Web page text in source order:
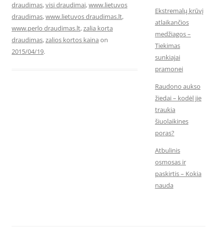
draudimas,visi draudimai,www.lietuvos
draudimas,www.lietuvos draudimas.lt,
www.perlo draudimas.lt,zalia korta
draudimas,zalios kortos kaina on
2015/04/19.
Ekstremalų krūvį
atlaikančios
medžiagos –
Tiekimas
sunkiajai
pramonei
Raudono aukso
žiedai – kodėl jie
traukia
šiuolaikines
poras?
Atbulinis
osmosas ir
paskirtis – Kokia
nauda